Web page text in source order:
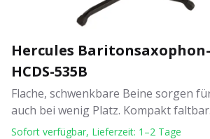
Hercules
HCDS-535B
Flache, schwenkbare Beine sorgen
auch bei wenig Platz. Kompakt faltbar.
Sofort verfügbar, Lieferzeit: 1–2 Tage